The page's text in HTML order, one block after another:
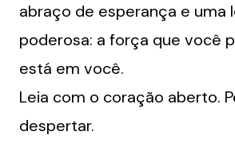
abraço de esperança e uma
poderosa: a força que você
está em você.
Leia com o coração aberto.
despertar.